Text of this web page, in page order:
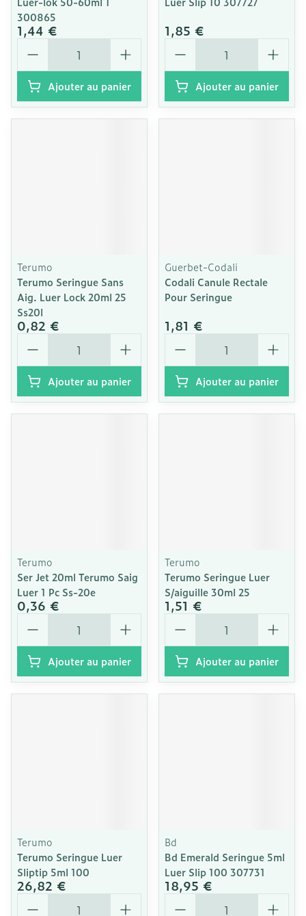
300865
1,44 €
Quantité
Ajouter au panier
1,85 €
Quantité
Ajouter au panier
Terumo
Terumo Seringue Sans
Aig. Luer Lock 20ml 25
Ss20l
0,82 €
Quantité
Ajouter au panier
Guerbet-Codali
Codali Canule Rectale
Pour Seringue
1,81 €
Quantité
Ajouter au panier
Terumo
Ser Jet 20ml Terumo Saig
Luer 1 Pc Ss-20e
0,36 €
Quantité
Ajouter au panier
Terumo
Terumo Seringue Luer
S/aiguille 30ml 25
1,51 €
Quantité
Ajouter au panier
Terumo
Terumo Seringue Luer
Sliptip 5ml 100
26,82 €
Quantité
Bd
Bd Emerald Seringue 5ml
Luer Slip 100 307731
18,95 €
Quantité